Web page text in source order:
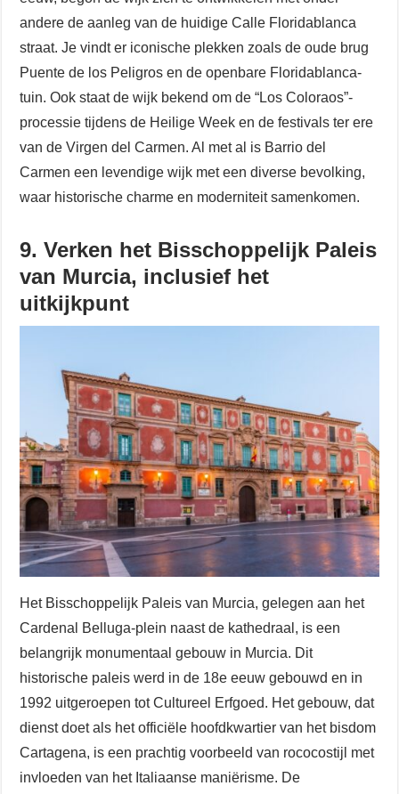
andere de aanleg van de huidige Calle Floridablanca
straat. Je vindt er iconische plekken zoals de oude brug
Puente de los Peligros en de openbare Floridablanca-
tuin. Ook staat de wijk bekend om de “Los Coloraos”-
processie tijdens de Heilige Week en de festivals ter ere
van de Virgen del Carmen. Al met al is Barrio del
Carmen een levendige wijk met een diverse bevolking,
waar historische charme en moderniteit samenkomen.
9. Verken het Bisschoppelijk Paleis
van Murcia, inclusief het
uitkijkpunt
Het Bisschoppelijk Paleis van Murcia, gelegen aan het
Cardenal Belluga-plein naast de kathedraal, is een
belangrijk monumentaal gebouw in Murcia. Dit
historische paleis werd in de 18e eeuw gebouwd en in
1992 uitgeroepen tot Cultureel Erfgoed. Het gebouw, dat
dienst doet als het officiële hoofdkwartier van het bisdom
Cartagena, is een prachtig voorbeeld van rococostijl met
invloeden van het Italiaanse maniërisme. De